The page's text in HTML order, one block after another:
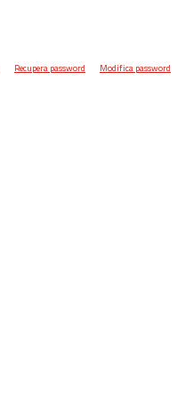
Recupera password Modifica password